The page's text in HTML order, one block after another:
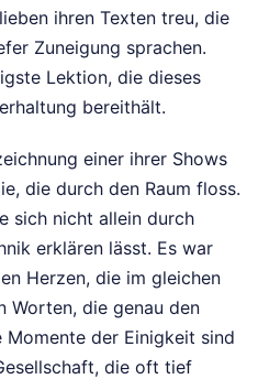
ihren Texten treu, die
Zuneigung sprachen.
Lektion, die dieses
bereithält.
einer ihrer Shows
die durch den Raum floss.
sich nicht allein durch
erklären lässt. Es war
Herzen, die im gleichen
Worten, die genau den
der Einigkeit sind
die oft tief